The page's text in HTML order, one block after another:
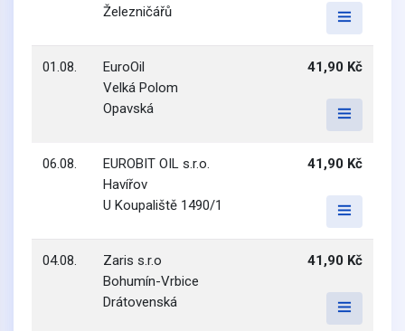
Železničářů
01.08.
EuroOil
Velká Polom
Opavská
41,90 Kč
06.08.
EUROBIT OIL s.r.o.
Havířov
U Koupaliště 1490/1
41,90 Kč
04.08.
Zaris s.r.o
Bohumín-Vrbice
Drátovenská
41,90 Kč